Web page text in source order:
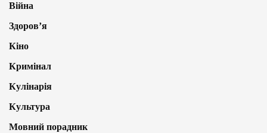
Війна
Здоров’я
Кіно
Кримінал
Кулінарія
Культура
Мовний порадник